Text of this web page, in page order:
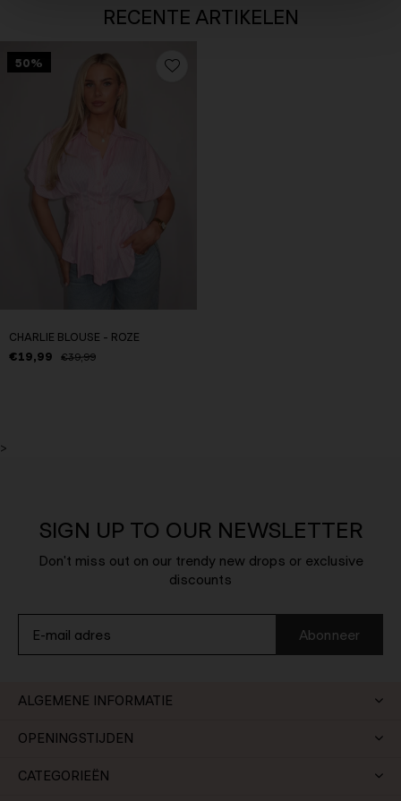
RECENTE ARTIKELEN
50%
CHARLIE BLOUSE - ROZE
€19,99
€39,99
>
SIGN UP TO OUR NEWSLETTER
Don't miss out on our trendy new drops or exclusive
discounts
Abonneer
ALGEMENE INFORMATIE
OPENINGSTIJDEN
CATEGORIEËN